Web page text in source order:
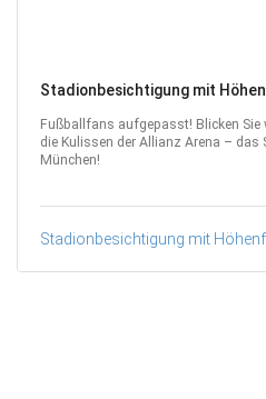
Stadionbesichtigung mit
Fußballfans aufgepasst! Blicken Sie
die Kulissen der Allianz Arena – das
München!
Stadionbesichtigung mit